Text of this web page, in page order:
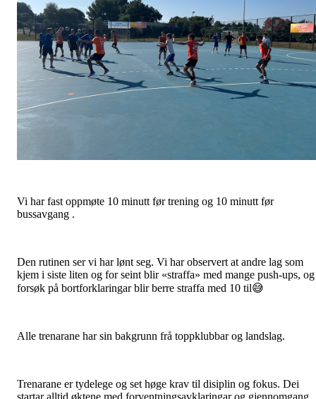
Vi har fast oppmøte 10 minutt før trening og 10 minutt før
bussavgang .
Den rutinen ser vi har lønt seg. Vi har observert at andre lag som
kjem i siste liten og for seint blir «straffa» med mange push-ups, og
forsøk på bortforklaringar blir berre straffa med 10 til😅
Alle trenarane har sin bakgrunn frå toppklubbar og landslag.
Trenarane er tydelege og set høge krav til disiplin og fokus. Dei
startar alltid øktene med forventningsavklaringar og gjennomgang